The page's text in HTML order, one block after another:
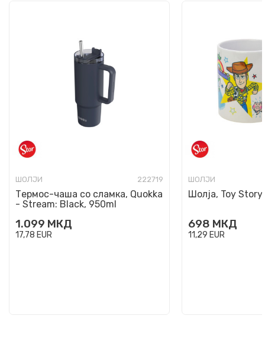
ШОЛЈИ 222719
Термос-чаша со сламка, Quokka
- Stream: Black, 950ml
1.099 МКД
17,78 EUR
ШОЛЈИ
Шолја, Toy
698 МКД
11,29 EUR